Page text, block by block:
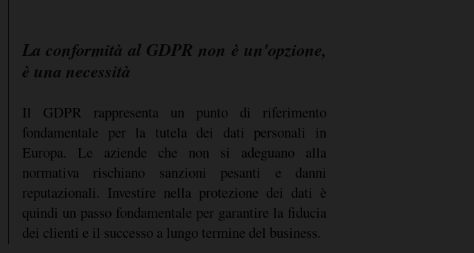
La conformità al GDPR non è un'opzione,
è una necessità
Il GDPR rappresenta un punto di riferimento
fondamentale per la tutela dei dati personali in
Europa. Le aziende che non si adeguano alla
normativa rischiano sanzioni pesanti e danni
reputazionali. Investire nella protezione dei dati è
quindi un passo fondamentale per garantire la fiducia
dei clienti e il successo a lungo termine del business.